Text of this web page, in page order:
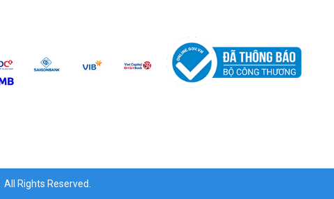
All Rights Reserved.